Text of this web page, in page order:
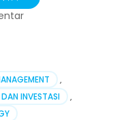
pada
yang
Unik
di
,
INVESTASI
,